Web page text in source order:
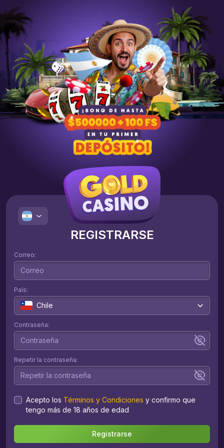
REGISTRARSE
Correo:
País:
Chile
Contraseña:
Repetir la contraseña:
Acepto los Términos y Condiciones y confirmo que
tengo más de 18 años de edad
Registrarse